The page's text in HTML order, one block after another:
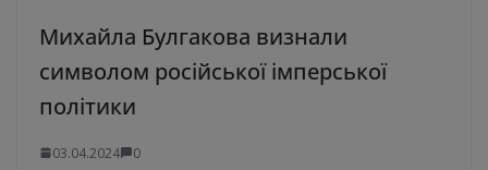
Михайла Булгакова визнали
символом російської імперської
політики
03.04.2024 0